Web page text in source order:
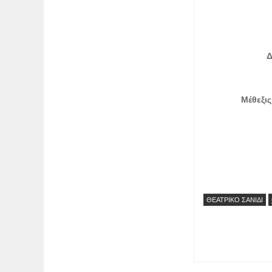
ΘΕΑΤΡΙΚΟ ΣΑΝΙΔΙ